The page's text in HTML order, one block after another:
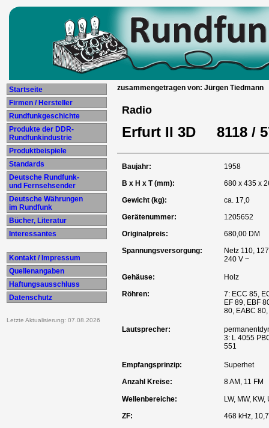
Startseite
Firmen / Hersteller
Rundfunkgeschichte
Produkte der DDR-
Rundfunkindustrie
Produktbeispiele
Standards
Deutsche Rundfunk-
und Fernsehsender
Deutsche Währungen
im Rundfunk
Bücher, Literatur
Interessantes
Kontakt / Impressum
Quellenangaben
Haftungsausschluss
Datenschutz
Letzte Aktualisierung: 07.08.2026
zusammengetragen von: Jürgen Tiedmann
Radio
Erfurt II 3D 8118 /
Baujahr:
1958
B x H x T (mm):
680 x 435 x
Gewicht (kg):
ca. 17,0
Gerätenummer:
1205652
Originalpreis:
680,00 DM
Spannungsversorgung:
Netz 110,
240 V ~
Gehäuse:
Holz
Röhren:
7: ECC 85,
EF 89, EBF
80, EABC
Lautsprecher:
3: L 4055
551
Empfangsprinzip:
Superhet
Anzahl Kreise:
8 AM, 11 FM
Wellenbereiche:
LW, MW, KW,
ZF:
468 kHz,